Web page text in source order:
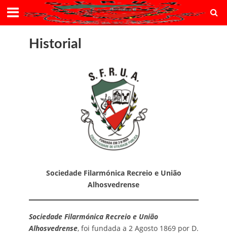
Historial
Sociedade Filarmónica Recreio e União
Alhosvedrense
Sociedade Filarmónica Recreio e União
Alhosvedrense, foi fundada a 2 Agosto 1869 por D.